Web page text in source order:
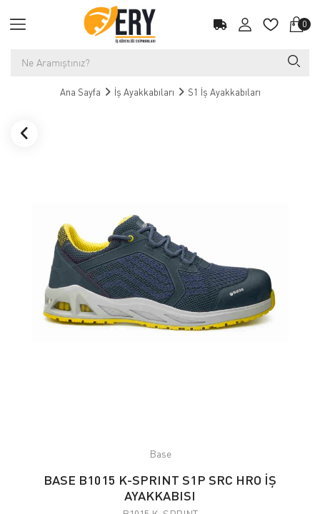
0
Ana Sayfa İş Ayakkabıları S1 İş Ayakkabıları
Base
BASE B1015 K-SPRINT S1P SRC HRO İŞ
AYAKKABISI